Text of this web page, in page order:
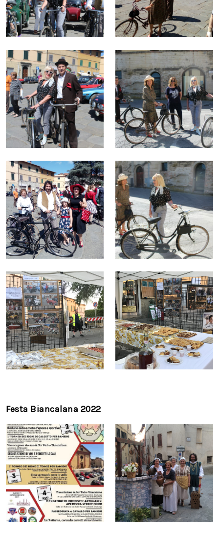
Festa Biancalana 2022